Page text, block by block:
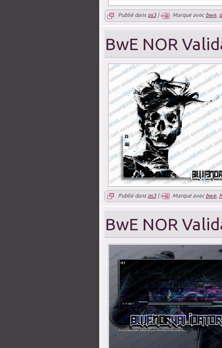
Publié dans ps3| Marqué avec bwe,
BwE NOR
Publié dans ps3| Marqué avec bwe,
BwE NOR